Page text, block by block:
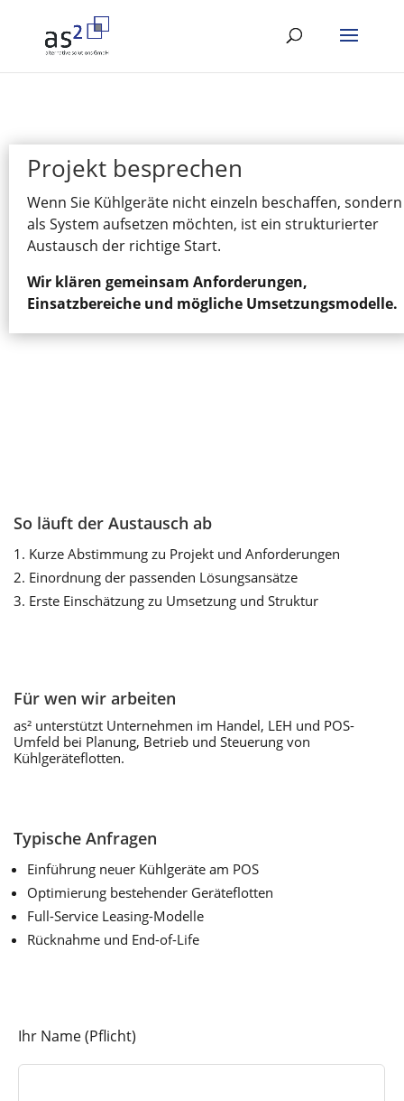
Projekt besprechen
Wenn Sie Kühlgeräte nicht einzeln beschaffen, sondern
als System aufsetzen möchten, ist ein strukturierter
Austausch der richtige Start.
Wir klären gemeinsam Anforderungen,
Einsatzbereiche und mögliche Umsetzungsmodelle.
So läuft der Austausch ab
Kurze Abstimmung zu Projekt und Anforderungen
Einordnung der passenden Lösungsansätze
Erste Einschätzung zu Umsetzung und Struktur
Für wen wir arbeiten
as² unterstützt Unternehmen im Handel, LEH und POS-
Umfeld bei Planung, Betrieb und Steuerung von
Kühlgeräteflotten.
Typische Anfragen
Einführung neuer Kühlgeräte am POS
Optimierung bestehender Geräteflotten
Full-Service Leasing-Modelle
Rücknahme und End-of-Life
Ihr Name (Pflicht)